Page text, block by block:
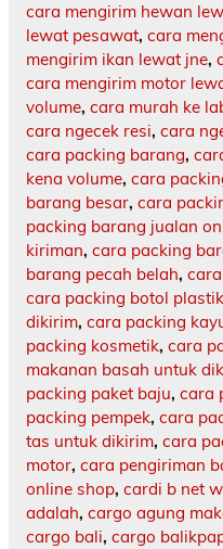
cara mengirim hewan
lewat pesawat, cara
mengirim ikan lewat jne,
cara mengirim motor
volume, cara murah ke
cara ngecek resi, cara
cara packing barang,
kena volume, cara
barang besar, cara
packing barang jualan
kiriman, cara packing
barang pecah belah,
cara packing botol plastik
dikirim, cara packing
packing kosmetik, cara
makanan basah untuk
packing paket baju, cara
packing pempek, cara
tas untuk dikirim, cara
motor, cara pengiriman
online shop, cardi b net
adalah, cargo agung
cargo bali, cargo